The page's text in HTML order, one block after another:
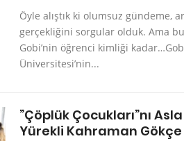
Öyle alıştık ki olumsuz gündeme,
gerçekliğini sorgular olduk. Ama
Gobi’nin öğrenci kimliği
Üniversitesi’nin...
”Çöplük Çocukları”nı
Yürekli Kahraman